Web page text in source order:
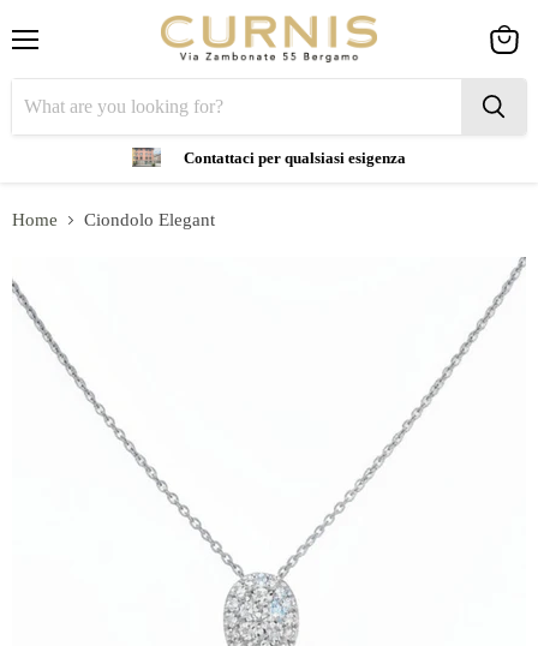
Contattaci per qualsiasi esigenza
cart
Home Ciondolo Elegant